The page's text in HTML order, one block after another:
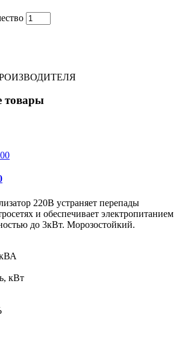
товары
220В устраняет перепады
и обеспечивает электропитанием
до 3кВт. Морозостойкий.
кВт